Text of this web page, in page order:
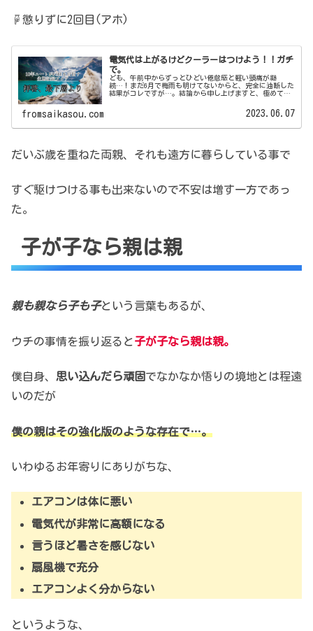
☟懲りずに2回目(アホ)
電気代は上がるけどクーラーはつけよう！！ガチ
で。
ども、午前中からずっとひどい倦怠感と軽い頭痛が継
続…！まだ6月で梅雨も明けてないからと、完全に油断した
結果がコレですが…。結論から申し上げますと、極めて軽
fromsaikasou.com 2023.06.07
だいぶ歳を重ねた両親、 それも遠方に暮らしている事で
すぐ駆けつける事も出来ないので不安は増す一方であっ
た。
子が子なら親は親
親も親なら子も子という言葉もあるが、
ウチの事情を振り返ると 子が子なら親は親。
僕自身、 思い込んだら頑固でなかなか悟りの境地とは程遠
いのだが
僕の親はその強化版のような存在で…。
いわゆるお年寄りにありがちな、
エアコンは体に悪い
電気代が非常に高額になる
言うほど暑さを感じない
扇風機で充分
エアコンよく分からない
というような、